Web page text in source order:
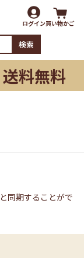
ログイン買い物かご
検索
送料無料
同期することがで